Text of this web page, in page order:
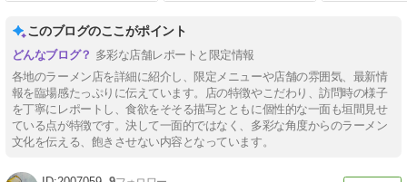
このブログのここがポイント
多彩な店舗レポートと限定情報
各地のラーメン店を詳細に紹介し、限定メニューや店舗の雰囲気、最新情
報を臨場感たっぷりに伝えています。店の特徴やこだわり、訪問時の様子
を丁寧にレポートし、食欲をそそる描写とともに個性的な一面も垣間見せ
ている点が特徴です。決して一面的ではなく、多彩な角度からのラーメン
文化を伝える、飽きさせない内容となっています。